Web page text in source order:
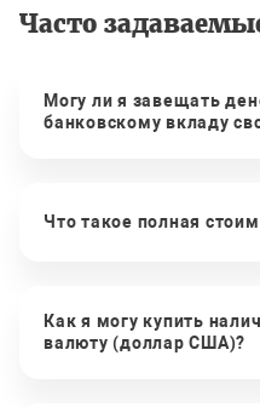
Часто
Могу ли я завещать
банковскому вкладу
Что такое полная
Как я могу купить
валюту (доллар США)?